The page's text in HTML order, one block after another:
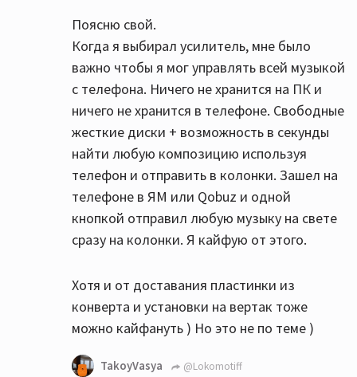
Поясню свой.
Когда я выбирал усилитель, мне было
важно чтобы я мог управлять всей музыкой
с телефона. Ничего не хранится на ПК и
ничего не хранится в телефоне. Свободные
жесткие диски + возможность в секунды
найти любую композицию используя
телефон и отправить в колонки. Зашел на
телефоне в ЯМ или Qobuz и одной
кнопкой отправил любую музыку на свете
сразу на колонки. Я кайфую от этого.
Хотя и от доставания пластинки из
конверта и установки на вертак тоже
можно кайфануть ) Но это не по теме )
TakoyVasya
@Lokomotiff